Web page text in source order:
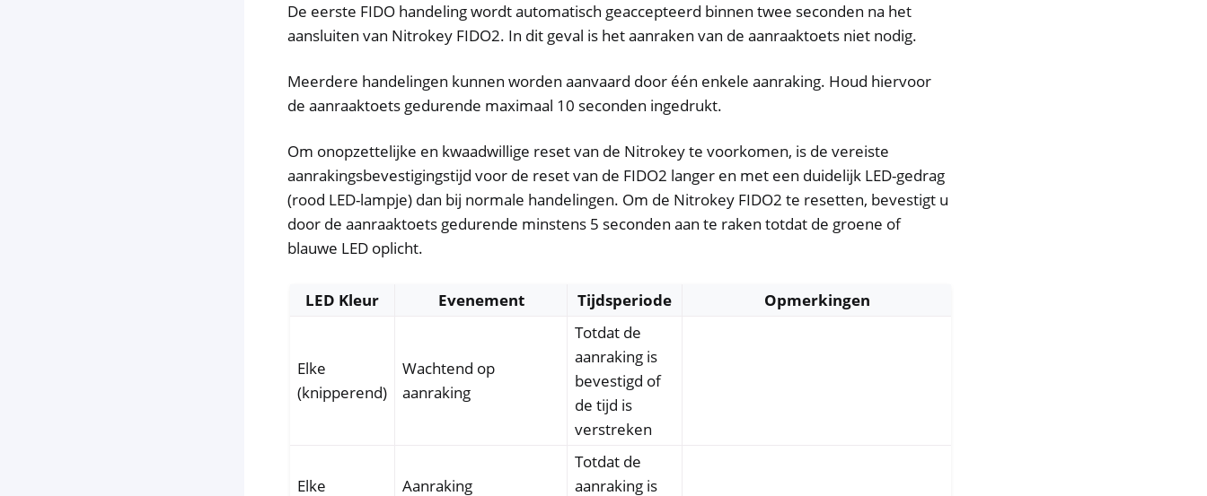
De eerste FIDO handeling wordt automatisch geaccepteerd binnen twee seconden na het
aansluiten van Nitrokey FIDO2. In dit geval is het aanraken van de aanraaktoets niet nodig.
Meerdere handelingen kunnen worden aanvaard door één enkele aanraking. Houd hiervoor
de aanraaktoets gedurende maximaal 10 seconden ingedrukt.
Om onopzettelijke en kwaadwillige reset van de Nitrokey te voorkomen, is de vereiste
aanrakingsbevestigingstijd voor de reset van de FIDO2 langer en met een duidelijk LED-gedrag
(rood LED-lampje) dan bij normale handelingen. Om de Nitrokey FIDO2 te resetten, bevestigt u
door de aanraaktoets gedurende minstens 5 seconden aan te raken totdat de groene of
blauwe LED oplicht.
LED Kleur Evenement Tijdsperiode Opmerkingen
Elke
(knipperend)
Wachtend op
aanraking
Totdat de
aanraking is
bevestigd of
de tijd is
verstreken
Elke
Aanraking
Totdat de
aanraking is